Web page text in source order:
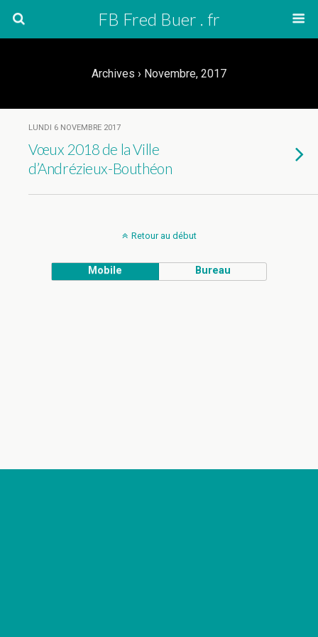
FB Fred Buer . fr
Archives › Novembre, 2017
LUNDI 6 NOVEMBRE 2017
Vœux 2018 de la Ville
d’Andrézieux-Bouthéon
Retour au début
Mobile Bureau